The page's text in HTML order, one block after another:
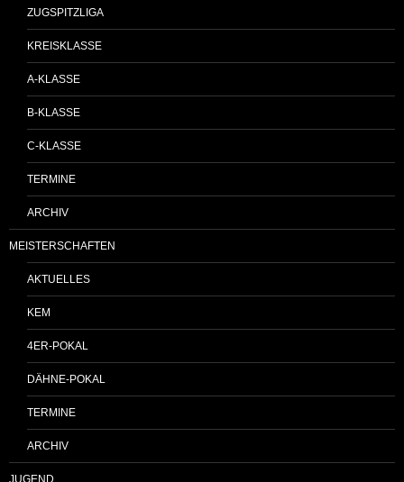
ZUGSPITZLIGA
KREISKLASSE
A-KLASSE
B-KLASSE
C-KLASSE
TERMINE
ARCHIV
MEISTERSCHAFTEN
AKTUELLES
KEM
4ER-POKAL
DÄHNE-POKAL
TERMINE
ARCHIV
JUGEND